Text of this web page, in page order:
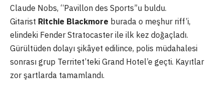
Claude Nobs, “Pavillon des Sports”u buldu.
Gitarist Ritchie Blackmore burada o meşhur riff’i,
elindeki Fender Stratocaster ile ilk kez doğaçladı.
Gürültüden dolayı şikâyet edilince, polis müdahalesi
sonrası grup Territet’teki Grand Hotel’e geçti. Kayıtlar
zor şartlarda tamamlandı.